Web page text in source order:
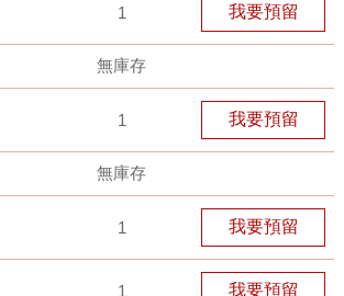
1 我要預留
無庫存
1 我要預留
無庫存
1 我要預留
1 我要預留